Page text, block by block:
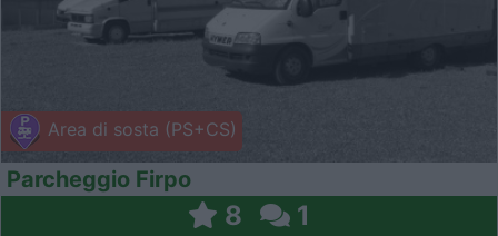
Area di sosta (PS+CS)
Parcheggio Firpo
8 1